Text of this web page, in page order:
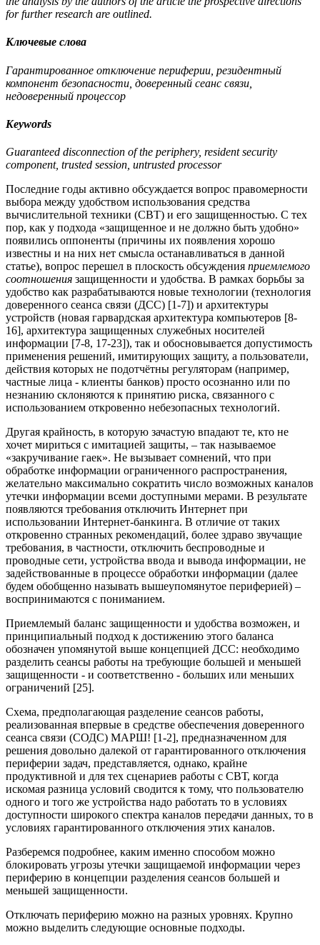
for further research are outlined.
Ключевые слова
Гарантированное отключение периферии, резидентный
компонент безопасности, доверенный сеанс связи,
недоверенный процессор
Keywords
Guaranteed disconnection of the periphery, resident security
component, trusted session, untrusted processor
Последние годы активно обсуждается вопрос правомерности
выбора между удобством использования средства
вычислительной техники (СВТ) и его защищенностью. С тех
пор, как у подхода «защищенное и не должно быть удобно»
появились оппоненты (причины их появления хорошо
известны и на них нет смысла останавливаться в данной
статье), вопрос перешел в плоскость обсуждения приемлемого
соотношения защищенности и удобства. В рамках борьбы за
удобство как разрабатываются новые технологии (технология
доверенного сеанса связи (ДСС) [1-7]) и архитектуры
устройств (новая гарвардская архитектура компьютеров [8-
16], архитектура защищенных служебных носителей
информации [7-8, 17-23]), так и обосновывается допустимость
применения решений, имитирующих защиту, а пользователи,
действия которых не подотчётны регуляторам (например,
частные лица - клиенты банков) просто осознанно или по
незнанию склоняются к принятию риска, связанного с
использованием откровенно небезопасных технологий.
Другая крайность, в которую зачастую впадают те, кто не
хочет мириться с имитацией защиты, – так называемое
«закручивание гаек». Не вызывает сомнений, что при
обработке информации ограниченного распространения,
желательно максимально сократить число возможных каналов
утечки информации всеми доступными мерами. В результате
появляются требования отключить Интернет при
использовании Интернет-банкинга. В отличие от таких
откровенно странных рекомендаций, более здраво звучащие
требования, в частности, отключить беспроводные и
проводные сети, устройства ввода и вывода информации, не
задействованные в процессе обработки информации (далее
будем обобщенно называть вышеупомянутое периферией) –
воспринимаются с пониманием.
Приемлемый баланс защищенности и удобства возможен, и
принципиальный подход к достижению этого баланса
обозначен упомянутой выше концепцией ДСС: необходимо
разделить сеансы работы на требующие большей и меньшей
защищенности - и соответственно - больших или меньших
ограничений [25].
Схема, предполагающая разделение сеансов работы,
реализованная впервые в средстве обеспечения доверенного
сеанса связи (СОДС) МАРШ! [1-2], предназначенном для
решения довольно далекой от гарантированного отключения
периферии задач, представляется, однако, крайне
продуктивной и для тех сценариев работы с СВТ, когда
искомая разница условий сводится к тому, что пользователю
одного и того же устройства надо работать то в условиях
доступности широкого спектра каналов передачи данных, то в
условиях гарантированного отключения этих каналов.
Разберемся подробнее, каким именно способом можно
блокировать угрозы утечки защищаемой информации через
периферию в концепции разделения сеансов большей и
меньшей защищенности.
Отключать периферию можно на разных уровнях. Крупно
можно выделить следующие основные подходы.